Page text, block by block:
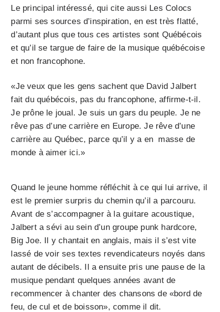
Le principal intéressé, qui cite aussi Les Colocs
parmi ses sources d’inspiration, en est très flatté,
d’autant plus que tous ces artistes sont Québécois
et qu’il se targue de faire de la musique québé­coise
et non francophone.
«Je veux que les gens sachent que David Jalbert
fait du québécois, pas du francophone, affirme-t-il.
Je prône le joual. Je suis un gars du peuple. Je ne
rêve pas d’une carrière en Europe. Je rêve d’une
carrière au Québec, parce qu’il y a en masse de
monde à aimer ici.»
Quand le jeune homme réfléchit à ce qui lui arrive, il
est le premier surpris du chemin qu’il a parcouru.
Avant de s’accompagner à la guitare acoustique,
Jalbert a sévi au sein d’un groupe punk hardcore,
Big Joe. Il y chantait en anglais, mais il s’est vite
lassé de voir ses textes revendicateurs noyés dans
autant de décibels. Il a ensuite pris une pause de la
musique pendant quelques années avant de
recommencer à chanter des chansons de «bord de
feu, de cul et de boisson», comme il dit.